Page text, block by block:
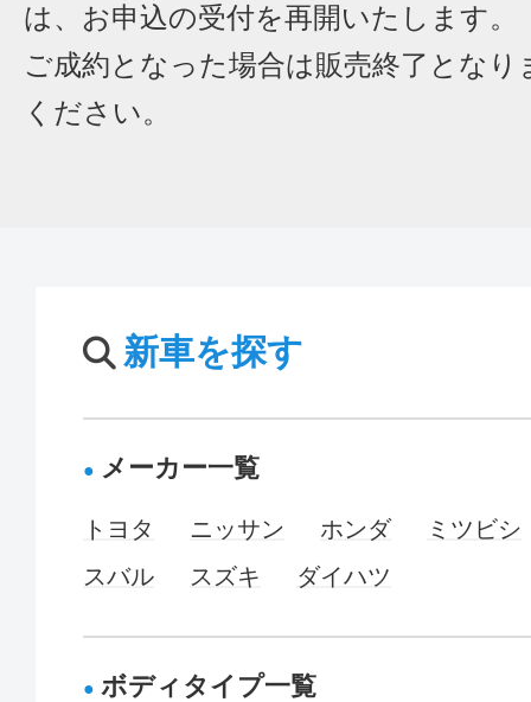
は、お申込の受付を再開いたします。
ご成約となった場合は販売終了となり
ください。
新車を探す
メーカー一覧
トヨタ ニッサン ホンダ
ミツビシ
スバル
スズキ ダイハツ
ボディタイプ一覧